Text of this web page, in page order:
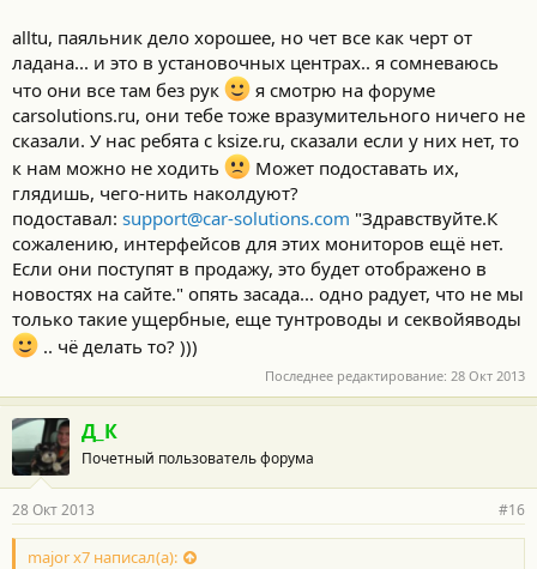
alltu, паяльник дело хорошее, но чет все как черт от
ладана... и это в установочных центрах.. я сомневаюсь
что они все там без рук
я смотрю на форуме
carsolutions.ru, они тебе тоже вразумительного ничего не
сказали. У нас ребята с ksize.ru, сказали если у них нет, то
к нам можно не ходить
Может подоставать их,
глядишь, чего-нить наколдуют?
подоставал: support@car-solutions.com "Здравствуйте.К
сожалению, интерфейсов для этих мониторов ещё нет.
Если они поступят в продажу, это будет отображено в
новостях на сайте." опять засада... одно радует, что не мы
только такие ущербные, еще тунтроводы и секвойяводы
.. чё делать то? )))
Последнее редактирование: 28 Окт 2013
Д_К
Почетный пользователь форума
28 Окт 2013 #16
major x7 написал(а):